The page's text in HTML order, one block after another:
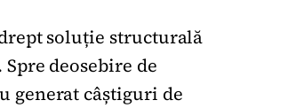
soluție structurală
deosebire de
generat câștiguri de